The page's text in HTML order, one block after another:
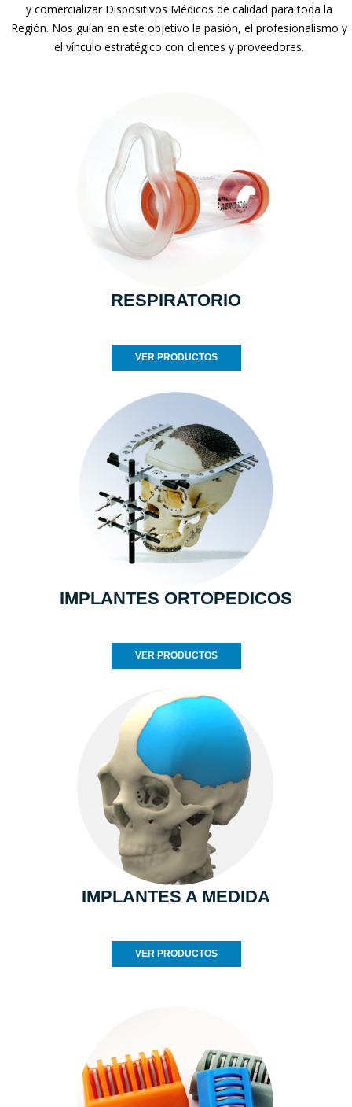
y comercializar Dispositivos Médicos de calidad para toda la
Región. Nos guían en este objetivo la pasión, el profesionalismo y
el vínculo estratégico con clientes y proveedores.
RESPIRATORIO
VER PRODUCTOS
IMPLANTES ORTOPEDICOS
VER PRODUCTOS
IMPLANTES A MEDIDA
VER PRODUCTOS